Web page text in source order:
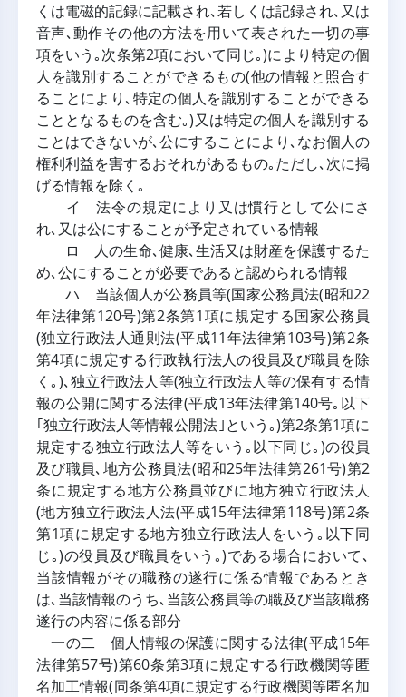
くは電磁的記録に記載され､若しくは記録され､又は
音声､動作その他の方法を用いて表された一切の事
項をいう｡次条第2項において同じ｡)により特定の個
人を識別することができるもの(他の情報と照合す
ることにより､特定の個人を識別することができる
こととなるものを含む｡)又は特定の個人を識別する
ことはできないが､公にすることにより､なお個人の
権利利益を害するおそれがあるもの｡ただし､次に掲
げる情報を除く｡
イ 法令の規定により又は慣行として公にさ
れ､又は公にすることが予定されている情報
ロ 人の生命､健康､生活又は財産を保護するた
め､公にすることが必要であると認められる情報
ハ 当該個人が公務員等(国家公務員法(昭和22
年法律第120号)第2条第1項に規定する国家公務員
(独立行政法人通則法(平成11年法律第103号)第2条
第4項に規定する行政執行法人の役員及び職員を除
く｡)､独立行政法人等(独立行政法人等の保有する情
報の公開に関する法律(平成13年法律第140号｡以下
｢独立行政法人等情報公開法｣という｡)第2条第1項に
規定する独立行政法人等をいう｡以下同じ｡)の役員
及び職員､地方公務員法(昭和25年法律第261号)第2
条に規定する地方公務員並びに地方独立行政法人
(地方独立行政法人法(平成15年法律第118号)第2条
第1項に規定する地方独立行政法人をいう｡以下同
じ｡)の役員及び職員をいう｡)である場合において､
当該情報がその職務の遂行に係る情報であるとき
は､当該情報のうち､当該公務員等の職及び当該職務
遂行の内容に係る部分
一の二 個人情報の保護に関する法律(平成15年
法律第57号)第60条第3項に規定する行政機関等匿
名加工情報(同条第4項に規定する行政機関等匿名加